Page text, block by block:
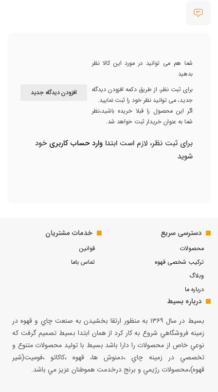
شما هم می توانید در مورد این کالا نظر
بدهید
برای ثبت نظر، از طریق دکمه افزودن دیدگاه
جدید، می توانید نظر خود را ثبت نمایید.
اگر این محصول را قبلا خریده باشید،نظر
شما به عنوان خریدار ثبت خواهد شد.
افزودن دیدگاه جدید
برای ثبت نظر، لازم است ابتدا وارد حساب کاربریخود
شوید
دسترسی سریع
محصولات
ترکیب شخصی قهوه
وبلاگ
درباره ما
خدمات مشتریان
قوانین
تماس باما
درباره بسیط
بسيط در سال ۱۳۶۹ به منظور ارتقا بخشيدن به صنعت چاي و قهوه در
زمينه فروشگاهي شروع به كار كرد از همان ابتدا بسيط تصميم گرفت كه
نوعي خاص از محصولات را دارا باشد بسيط با توليد محصولات متنوع و
تخصصي در زمينه چاي ،دمنوش ها، قهوه ،كاكائو ،فوميت(شير
قهوه)،محصولات رژيمي و برنج درخدمت هموطنان عزيز مي باشد.